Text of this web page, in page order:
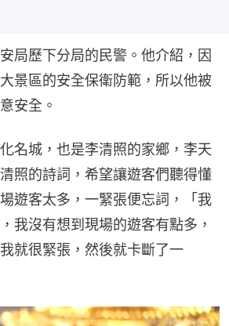
局歷下分局的民警。他介紹，因
景區的安全保衛防範，所以他被
安全。
名城，也是李清照的家鄉，李天
照的詩詞，希望讓遊客們聽得懂
遊客太多，一緊張便忘詞，「我
我沒有想到現場的遊客有點多，
就很緊張，然後就卡斷了一